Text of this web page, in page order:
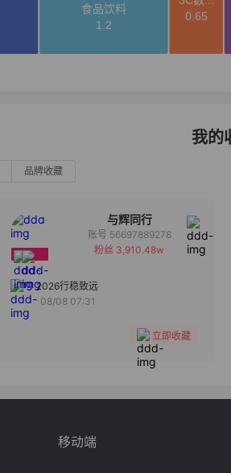
我的
品牌收藏
与辉同行
备注
账号 56697889278
粉丝 3,910.48w
2026行稳致远
08/08 07:31
立即收藏
移动端